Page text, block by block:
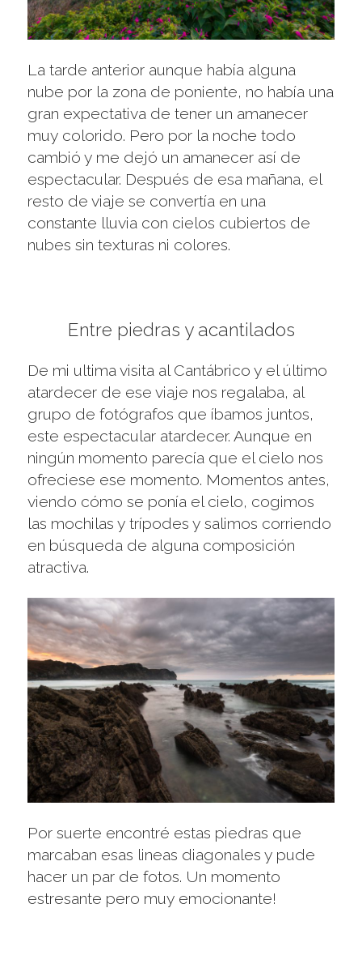
La tarde anterior aunque había alguna
nube por la zona de poniente, no había una
gran expectativa de tener un amanecer
muy colorido. Pero por la noche todo
cambió y me dejó un amanecer así de
espectacular. Después de esa mañana, el
resto de viaje se convertía en una
constante lluvia con cielos cubiertos de
nubes sin texturas ni colores.
Entre piedras y acantilados
De mi ultima visita al Cantábrico y el último
atardecer de ese viaje nos regalaba, al
grupo de fotógrafos que íbamos juntos,
este espectacular atardecer. Aunque en
ningún momento parecía que el cielo nos
ofreciese ese momento. Momentos antes,
viendo cómo se ponía el cielo, cogimos
las mochilas y trípodes y salimos corriendo
en búsqueda de alguna composición
atractiva.
Por suerte encontré estas piedras que
marcaban esas lineas diagonales y pude
hacer un par de fotos. Un momento
estresante pero muy emocionante!